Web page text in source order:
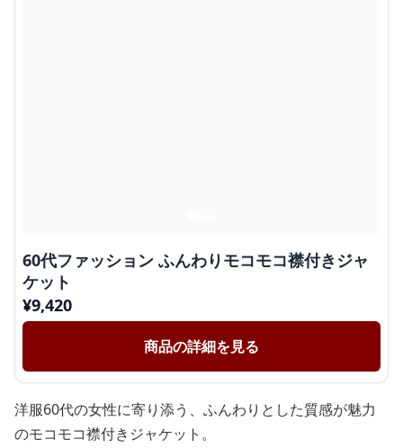
60代ファッション ふんわりモコモコ襟付きジャ
ケット
¥9,420
商品の詳細を見る
洋服60代の女性に寄り添う、ふんわりとした質感が魅力
のモコモコ襟付きジャケット。